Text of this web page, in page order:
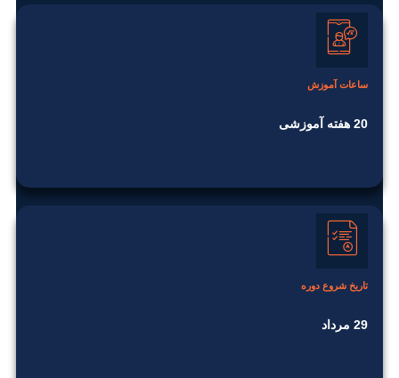
ساعات آموزش
20 هفته آموزشی
تاریخ شروع دوره
29 مرداد